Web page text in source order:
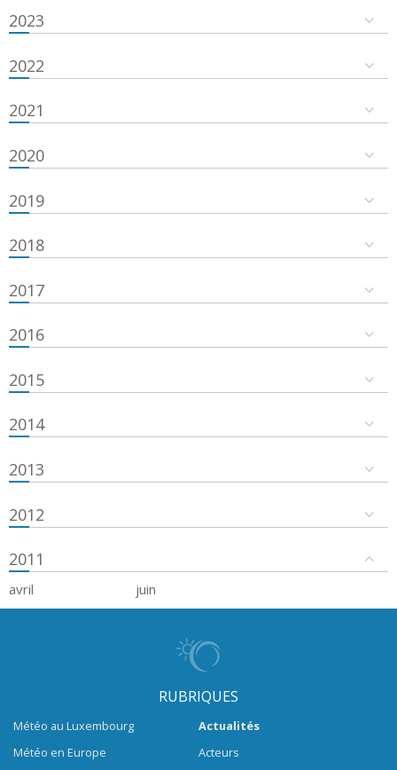
2023
2022
2021
2020
2019
2018
2017
2016
2015
2014
2013
2012
2011
avril juin
RUBRIQUES
Météo au Luxembourg
Météo en Europe
Actualités
Acteurs